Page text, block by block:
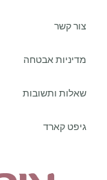
צור קשר
מדיניות אבטחה
שאלות ותשובות
גיפט קארד